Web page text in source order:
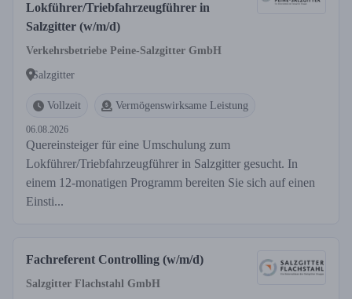
Lokführer/Triebfahrzeugführer in
Salzgitter (w/m/d)
Verkehrsbetriebe Peine-Salzgitter GmbH
Salzgitter
Vollzeit Vermögenswirksame Leistung
06.08.2026
Quereinsteiger für eine Umschulung zum
Lokführer/Triebfahrzeugführer in Salzgitter gesucht. In
einem 12-monatigen Programm bereiten Sie sich auf einen
Einsti...
Fachreferent Controlling (w/m/d)
Salzgitter Flachstahl GmbH